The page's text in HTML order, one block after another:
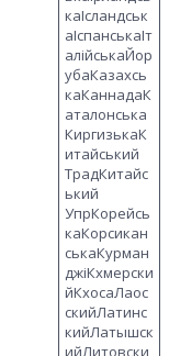
каІсландськ
аІспанськаІт
алійськаЙор
убаКазахсь
каКаннадаК
аталонська
КиргизькаК
итайський
ТрадКитайс
ький
УпрКорейсь
каКорсикан
ськаКурман
джіКхмерски
йКхосаЛаос
скийЛатинс
кийЛатышск
ийЛитовски